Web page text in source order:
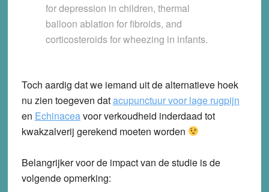
for depression in children, thermal
balloon ablation for fibroids, and
corticosteroids for wheezing in infants.
Toch aardig dat we iemand uit de alternatieve hoek
nu zien toegeven datacupunctuur voor lage rugpijn
en Echinaceavoor verkoudheid inderdaad tot
kwakzalverij gerekend moeten worden
Belangrijker voor de impact van de studie is de
volgende opmerking: